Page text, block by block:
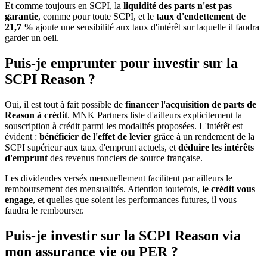
Et comme toujours en SCPI, la liquidité des parts n'est pas
garantie, comme pour toute SCPI, et le taux d'endettement de
21,7 % ajoute une sensibilité aux taux d'intérêt sur laquelle il faudra
garder un oeil.
Puis-je emprunter pour investir sur la
SCPI Reason ?
Oui, il est tout à fait possible de financer l'acquisition de parts de
Reason à crédit. MNK Partners liste d'ailleurs explicitement la
souscription à crédit parmi les modalités proposées. L'intérêt est
évident : bénéficier de l'effet de levier grâce à un rendement de la
SCPI supérieur aux taux d'emprunt actuels, et déduire les intérêts
d'emprunt des revenus fonciers de source française.
Les dividendes versés mensuellement facilitent par ailleurs le
remboursement des mensualités. Attention toutefois, le crédit vous
engage, et quelles que soient les performances futures, il vous
faudra le rembourser.
Puis-je investir sur la SCPI Reason via
mon assurance vie ou PER ?